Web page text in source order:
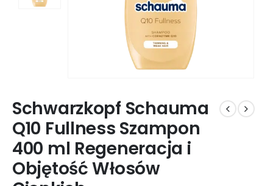
Schwarzkopf Schauma
Q10 Fullness Szampon
400 ml Regeneracja i
Objętość Włosów